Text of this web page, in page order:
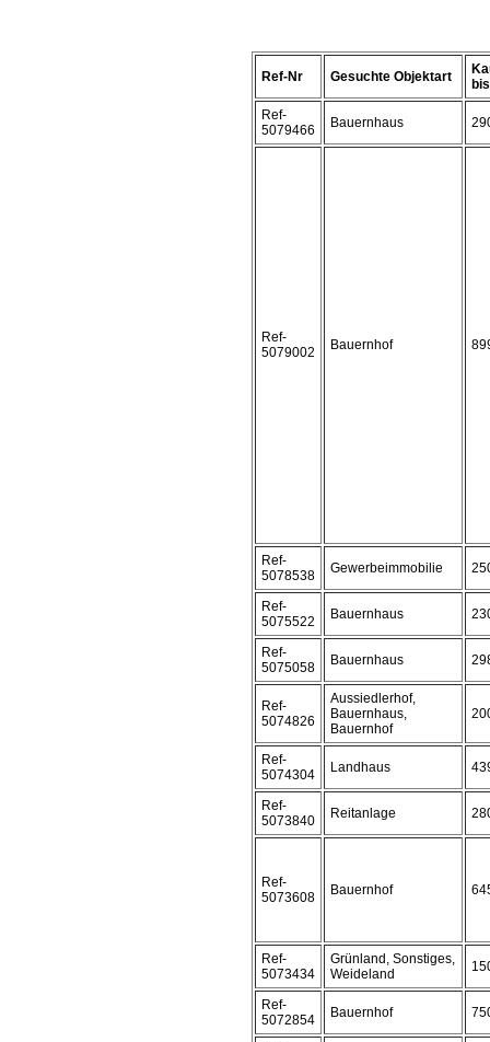
Ref-Nr Gesuchte Objektart
Ref-
5079466
Bauernhaus
Ref-
5079002
Bauernhof
Ref-
5078538
Gewerbeimmobilie
Ref-
5075522
Bauernhaus
Ref-
5075058
Bauernhaus
Ref-
5074826
Aussiedlerhof,
Bauernhaus,
Bauernhof
Ref-
5074304
Landhaus
Ref-
5073840
Reitanlage
Ref-
5073608
Bauernhof
Ref-
5073434
Grünland, Sonstiges,
Weideland
Ref-
5072854
Bauernhof